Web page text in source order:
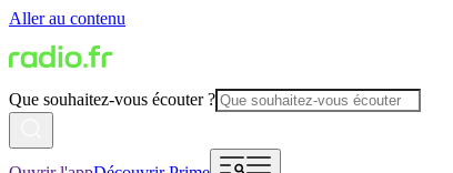
Aller au contenu
Que souhaitez-vous écouter ?